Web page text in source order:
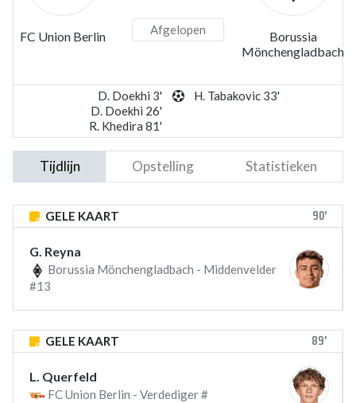
FC Union Berlin Afgelopen
Borussia
Mönchengladbach
D. Doekhi 3'
D. Doekhi 26'
R. Khedira 81'
H. Tabakovic 33'
Tijdlijn Opstelling Statistieken
GELE KAART 90'
G. Reyna
Borussia Mönchengladbach - Middenvelder
#13
GELE KAART 89'
L. Querfeld
FC Union Berlin - Verdediger #